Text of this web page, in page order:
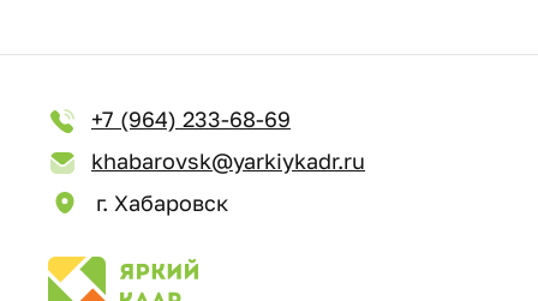
+7 (964) 233-68-69
khabarovsk@yarkiykadr.ru
г. Хабаровск